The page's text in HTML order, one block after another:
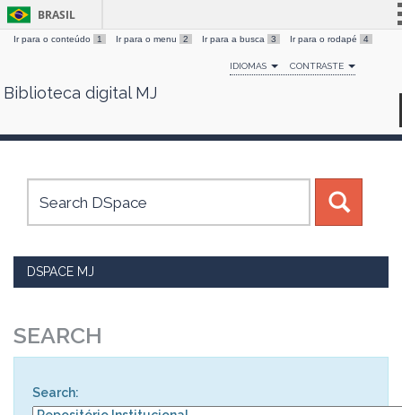
Skip
BRASIL
Simplifique!
Comunica BR
Canais
Ir para o conteúdo 1 Ir para o menu 2 Ir para a busca 3 Ir para o rodapé 4
IDIOMAS CONTRASTE
Biblioteca digital MJ
DSPACE MJ
SEARCH
Search: